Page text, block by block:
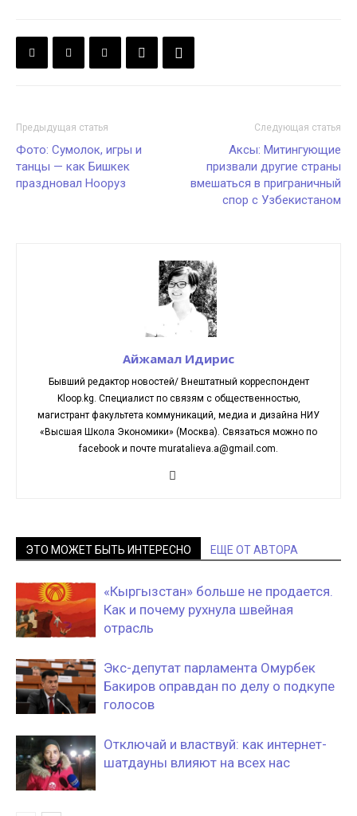
Предыдущая статья
Фото: Сумолок, игры и
танцы — как Бишкек
праздновал Нооруз
Следующая статья
Аксы: Митингующие
призвали другие страны
вмешаться в приграничный
спор с Узбекистаном
Айжамал Идирис
Бывший редактор новостей/ Внештатный корреспондент
Kloop.kg. Cпециалист по связям с общественностью,
магистрант факультета коммуникаций, медиа и дизайна НИУ
«Высшая Школа Экономики» (Москва). Связаться можно по
facebook и почте muratalieva.a@gmail.com.
ЭТО МОЖЕТ БЫТЬ ИНТЕРЕСНО ЕЩЕ ОТ АВТОРА
«Кыргызстан» больше не продается.
Как и почему рухнула швейная
отрасль
Экс-депутат парламента Омурбек
Бакиров оправдан по делу о подкупе
голосов
Отключай и властвуй: как интернет-
шатдауны влияют на всех нас